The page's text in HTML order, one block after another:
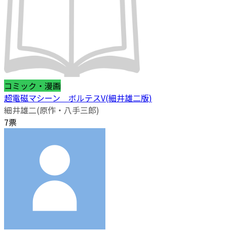
コミック・漫画
超電磁マシーン ボルテスV(細井雄二版)
細井雄二(原作・八手三郎)
7票